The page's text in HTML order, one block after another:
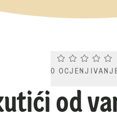
Current
0
od